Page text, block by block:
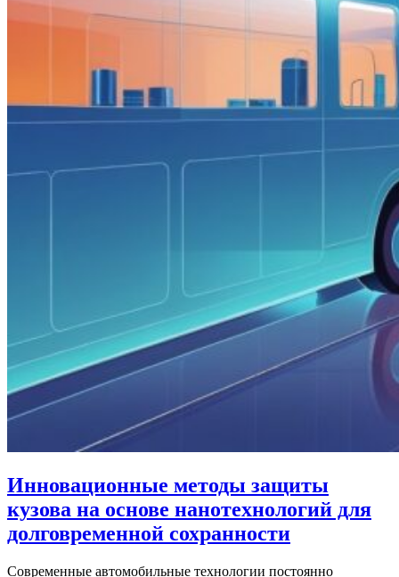
Инновационные методы защиты
кузова на основе нанотехнологий для
долговременной сохранности
Современные автомобильные технологии постоянно